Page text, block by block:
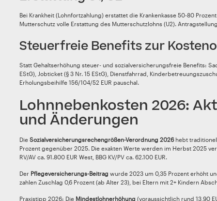
Bei Krankheit (Lohnfortzahlung) erstattet die Krankenkasse 50-80 Prozent
Mutterschutz volle Erstattung des Mutterschutzlohns (U2).
Steuerfreie Benefits zur
Statt Gehaltserhöhung steuer- und sozialversicherungsfreie Benefits:
EStG), Jobticket (§ 3 Nr. 15 EStG), Dienstfahrrad,
Erholungsbeihilfe 156/104/52 EUR pauschal.
Lohnnebenkosten 2026:
und Änderungen
Die Sozialversicherungsrechengrößen-Verordnung 2026hebt
Prozent gegenüber 2025. Die exakten Werte werden im Herbst 2025
RV/AV ca. 91.800 EUR West, BBG KV/PV ca. 62.100 EUR.
Der Pflegeversicherungs-Beitrag wurde 2023 um 0,35 Prozent erhöht
zahlen Zuschlag 0,6 Prozent (ab Alter 23), bei Eltern mit 2+ Kindern
Praxistipp 2026: Die Mindestlohnerhöhung (voraussichtlich rund 13,90